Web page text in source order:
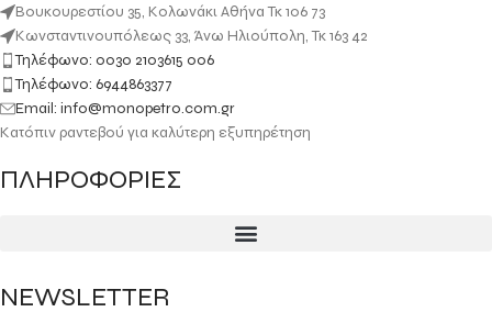
Βουκουρεστίου 35, Κολωνάκι Αθήνα Τκ 106 73
Κωνσταντινουπόλεως 33, Άνω Ηλιούπολη, Τκ 163 42
Τηλέφωνο: 0030 2103615 006
Τηλέφωνο: 6944863377
Email: info@monopetro.com.gr
Κατόπιν ραντεβού για καλύτερη εξυπηρέτηση
ΠΛΗΡΟΦΟΡΙΕΣ
NEWSLETTER